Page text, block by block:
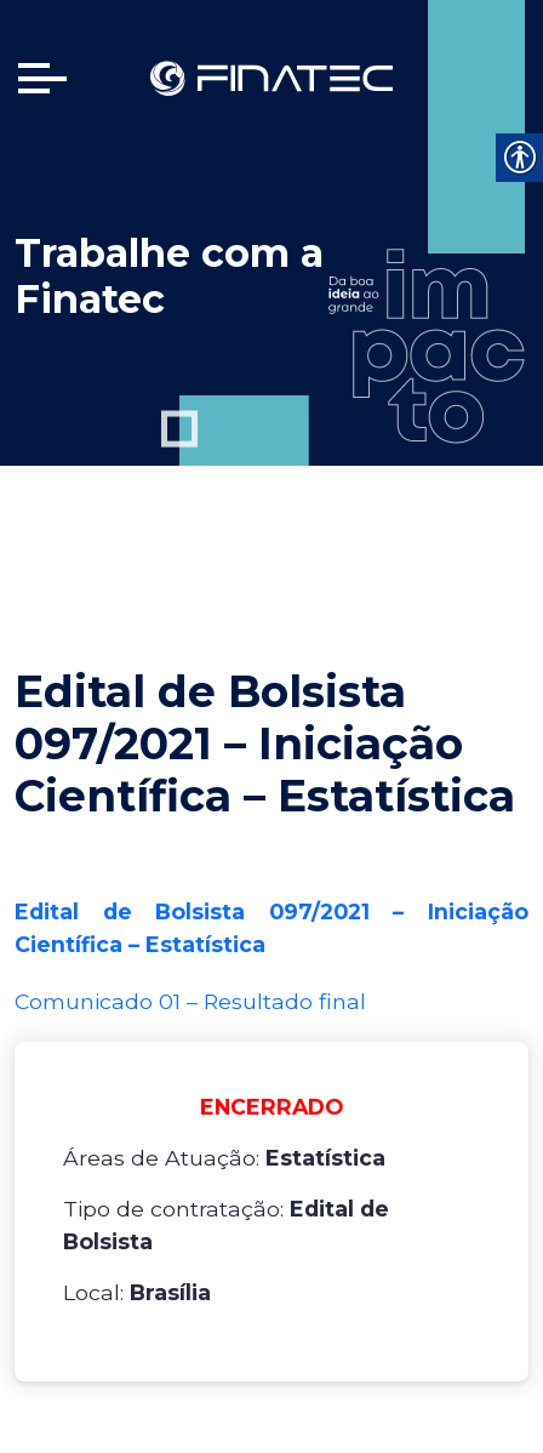
Trabalhe com a
Finatec
Edital de Bolsista
097/2021 – Iniciação
Científica – Estatística
Edital de Bolsista 097/2021 – Iniciação
Científica – Estatística
Comunicado 01 – Resultado final
ENCERRADO
Áreas de Atuação: Estatística
Tipo de contratação: Edital de
Bolsista
Local: Brasília